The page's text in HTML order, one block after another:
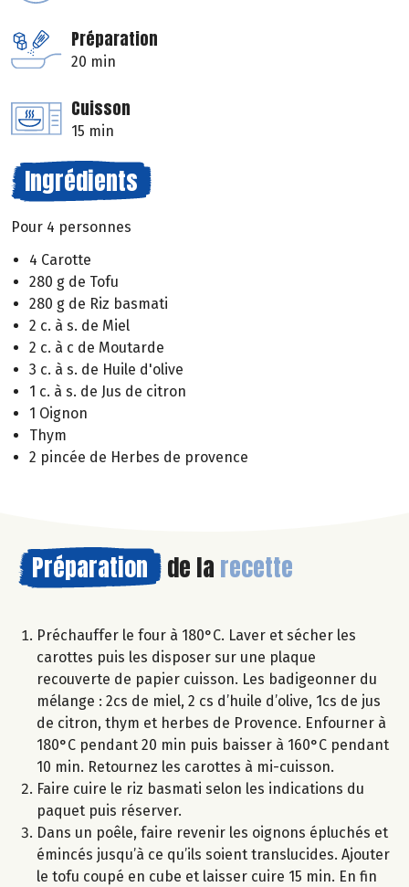
Préparation
20 min
Cuisson
15 min
Ingrédients
Pour 4 personnes
4 Carotte
280 g de Tofu
280 g de Riz basmati
2 c. à s. de Miel
2 c. à c de Moutarde
3 c. à s. de Huile d'olive
1 c. à s. de Jus de citron
1 Oignon
Thym
2 pincée de Herbes de provence
Préparation de la recette
Préchauffer le four à 180°C. Laver et sécher les
carottes puis les disposer sur une plaque
recouverte de papier cuisson. Les badigeonner du
mélange : 2cs de miel, 2 cs d’huile d’olive, 1cs de jus
de citron, thym et herbes de Provence. Enfourner à
180°C pendant 20 min puis baisser à 160°C pendant
10 min. Retournez les carottes à mi-cuisson.
Faire cuire le riz basmati selon les indications du
paquet puis réserver.
Dans un poêle, faire revenir les oignons épluchés et
émincés jusqu’à ce qu’ils soient translucides. Ajouter
le tofu coupé en cube et laisser cuire 15 min. En fin